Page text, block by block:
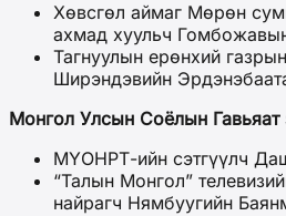
Хөвсгөл аймаг Мөрөн
ахмад хуульч
Тагнуулын ерөнхий
Ширэндэвийн
Монгол Улсын Соёлын Гавьяат
МҮОНРТ-ийн сэтгүүлч
“Талын Монгол”
найрагч Нямбуугийн